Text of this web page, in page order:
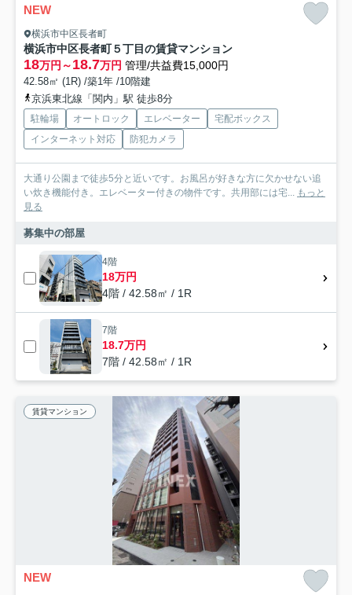
NEW
横浜市中区長者町
横浜市中区長者町５丁目の賃貸マンション
18万円～18.7万円 管理/共益費15,000円
42.58㎡ (1R) /築1年 /10階建
京浜東北線「関内」駅 徒歩8分
駐輪場 オートロック エレベーター
宅配ボックス
インターネット対応
防犯カメラ
大通り公園まで徒歩5分と近いです。お風呂が好きな方に欠かせない追
い炊き機能付き。エレベーター付きの物件です。共用部には宅... もっと
見る
募集中の部屋
4階
18万円
4階 / 42.58㎡ / 1R
7階
18.7万円
7階 / 42.58㎡ / 1R
賃貸マンション
NEW